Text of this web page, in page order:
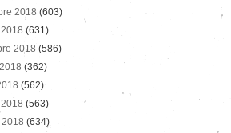
2018 (603)
(631)
2018 (586)
(362)
(562)
(563)
(634)